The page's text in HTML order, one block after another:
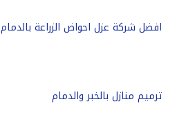
افضل شركة عزل احواض الزراعة بالدمام
ترميم منازل بالخبر والدمام